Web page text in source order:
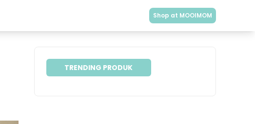
Shop at MOOIMOM
TRENDING PRODUK